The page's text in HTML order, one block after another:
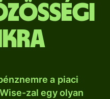
a piaci
zal egy olyan